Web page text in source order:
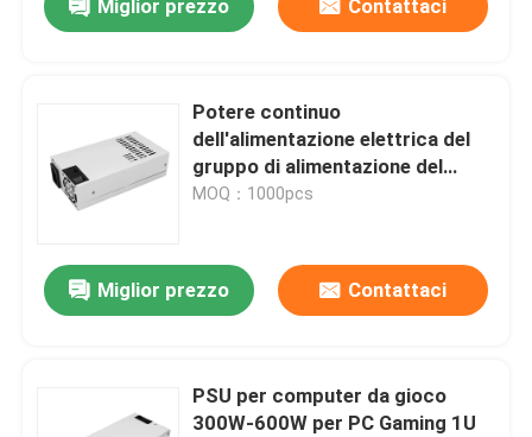
Miglior prezzo Contattaci
Potere continuo
dell'alimentazione elettrica del
gruppo di alimentazione del
computer di gioco della
MOQ：1000pcs
Miglior prezzo Contattaci
PSU per computer da gioco
300W-600W per PC Gaming 1U